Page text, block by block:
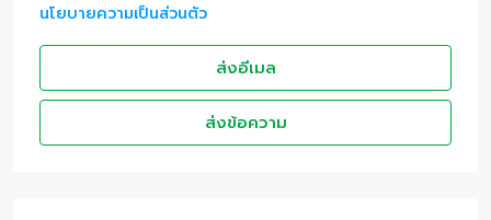
นโยบายความเป็นส่วนตัว
ส่งอีเมล
ส่งข้อความ